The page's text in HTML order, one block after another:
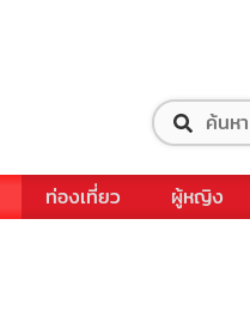
ท่องเที่ยว ผู้หญิง